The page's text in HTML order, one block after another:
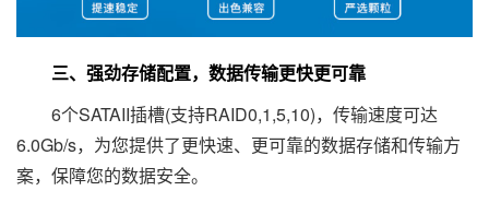
三、强劲存储配置，数据传输更快更可靠
6个SATAII插槽(支持RAID0,1,5,10)，传输速度可达
6.0Gb/s，为您提供了更快速、更可靠的数据存储和传输方
案，保障您的数据安全。